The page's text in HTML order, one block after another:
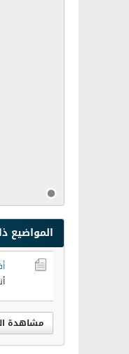
المواضيع
مشاهدة